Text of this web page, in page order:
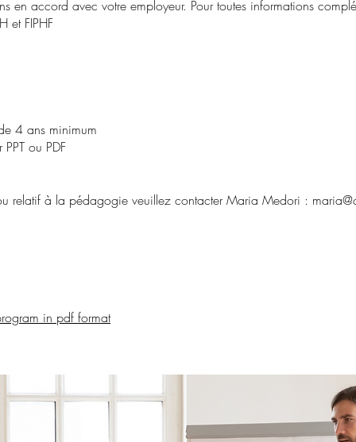
en accord avec votre employeur. Pour toutes informations
et FIPHF
4 ans minimum
ou PDF
relatif à la pédagogie veuillez contacter Maria Medori :
in pdf format